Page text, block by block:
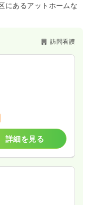
にあるアットホームな
訪問看護
詳細を見る